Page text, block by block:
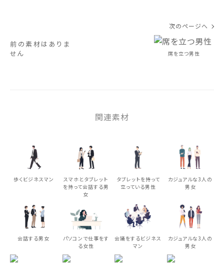
前の素材はありま
せん
次のページへ
席を立つ男性
関連素材
歩くビジネスマン
スマホとタブレット
を持って会話する男
女
タブレットを持って
立っている男性
カジュアルな3人の
男女
会話する男女
パソコンで仕事をす
る女性
会議をするビジネス
マン
カジュアルな3人の
男女